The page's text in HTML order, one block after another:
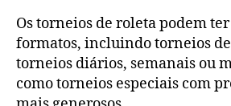
Os torneios de roleta podem
formatos, incluindo torneios
torneios diários, semanais ou
como torneios especiais com